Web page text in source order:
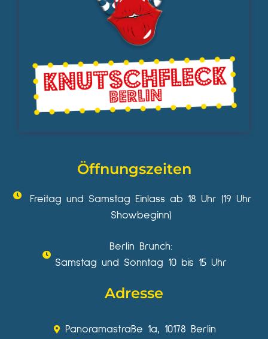
Öffnungszeiten
Freitag und Samstag Einlass ab 18 Uhr (19 Uhr
Showbeginn)
Berlin Brunch:
Samstag und Sonntag 10 bis 15 Uhr
Adresse
Panoramastraße 1a, 10178 Berlin